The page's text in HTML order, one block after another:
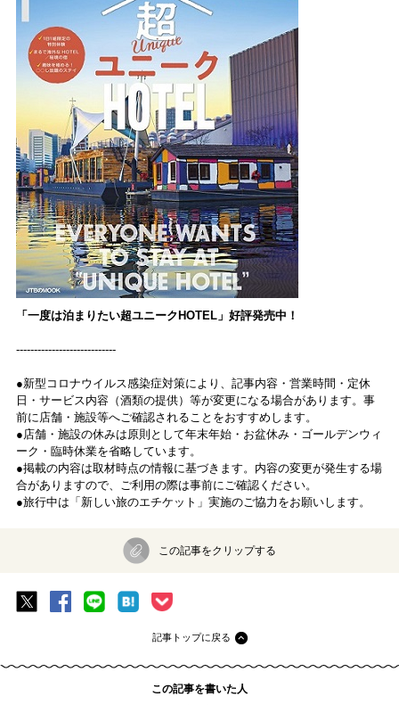
「一度は泊まりたい超ユニークHOTEL」好評発売中！
----------------------------
●新型コロナウイルス感染症対策により、記事内容・営業時間・定休
日・サービス内容（酒類の提供）等が変更になる場合があります。事
前に店舗・施設等へご確認されることをおすすめします。
●店舗・施設の休みは原則として年末年始・お盆休み・ゴールデンウィ
ーク・臨時休業を省略しています。
●掲載の内容は取材時点の情報に基づきます。内容の変更が発生する場
合がありますので、ご利用の際は事前にご確認ください。
●旅行中は「新しい旅のエチケット」実施のご協力をお願いします。
この記事をクリップする
記事トップに戻る
この記事を書いた人